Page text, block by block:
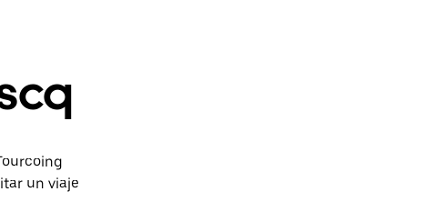
un viaje